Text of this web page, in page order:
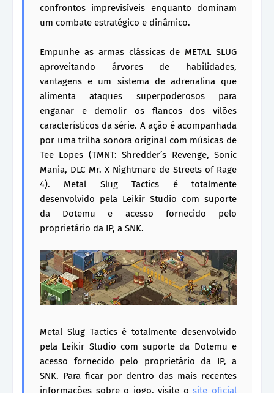
confrontos imprevisíveis enquanto dominam
um combate estratégico e dinâmico.
Empunhe as armas clássicas de METAL SLUG
aproveitando árvores de habilidades,
vantagens e um sistema de adrenalina que
alimenta ataques superpoderosos para
enganar e demolir os flancos dos vilões
característicos da série. A ação é acompanhada
por uma trilha sonora original com músicas de
Tee Lopes (TMNT: Shredder’s Revenge, Sonic
Mania, DLC Mr. X Nightmare de Streets of Rage
4). Metal Slug Tactics é totalmente
desenvolvido pela Leikir Studio com suporte
da Dotemu e acesso fornecido pelo
proprietário da IP, a SNK.
Metal Slug Tactics é totalmente desenvolvido
pela Leikir Studio com suporte da Dotemu e
acesso fornecido pelo proprietário da IP, a
SNK. Para ficar por dentro das mais recentes
informações sobre o jogo, visite osite oficial